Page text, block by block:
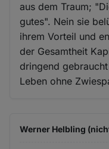
aus dem Traum;
gutes". Nein sie
ihrem Vorteil und
der Gesamtheit
dringend
Leben ohne
Werner Helbling